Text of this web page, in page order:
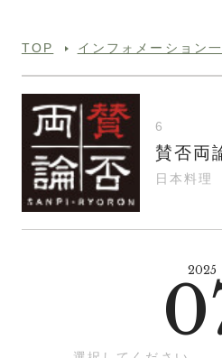
TOP インフォメーション
6
賛否両
日本料理
2025